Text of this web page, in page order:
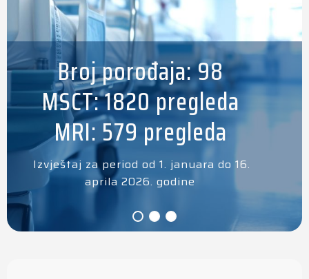
Broj porođaja: 98
MSCT: 1820 pregleda
MRI: 579 pregleda
Izvještaj za period od 1. januara do 16.
aprila 2026. godine